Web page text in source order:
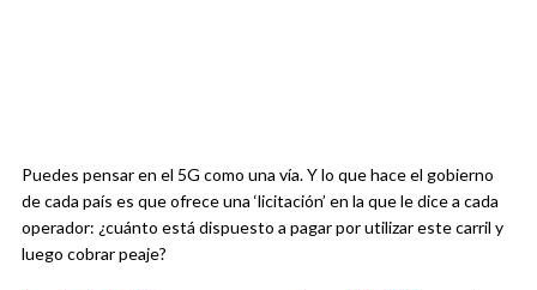
Puedes pensar en el 5G como una vía. Y lo que hace el gobierno
de cada país es que ofrece una ‘licitación’ en la que le dice a cada
operador: ¿cuánto está dispuesto a pagar por utilizar este carril y
luego cobrar peaje?